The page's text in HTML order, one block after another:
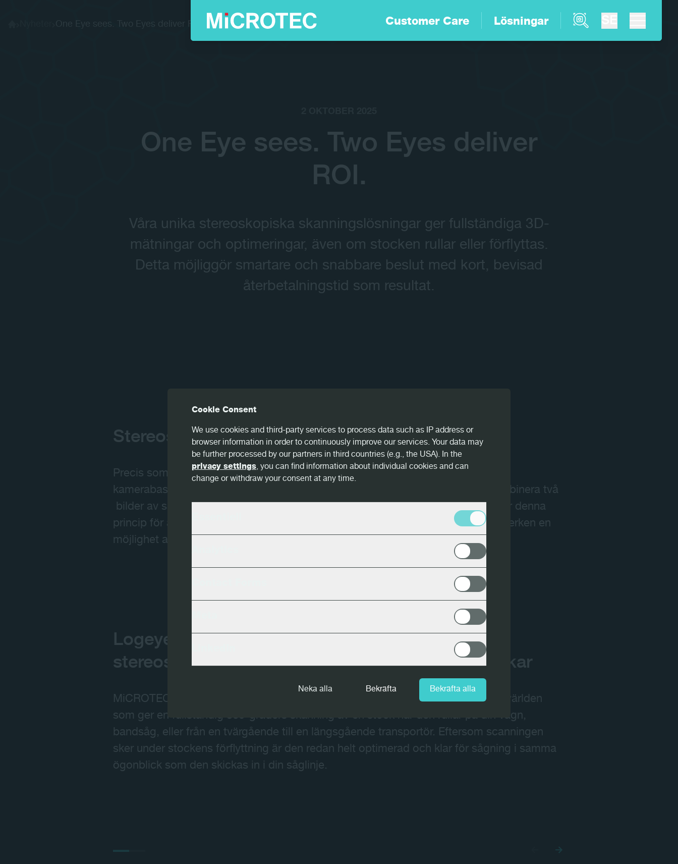
Customer Care Lösningar Product Finder
Lösningar
Customer Care
Om Oss
Kontakt
One Eye sees. Two Eyes deliver
ROI.
Våra unika stereoskopiska skanningslösningar ger fullständiga 3D-
mätningar och optimeringar, även om stocken rullar eller förflyttas.
Detta möjliggör smartare och snabbare beslut med kort, bevisad
återbetalningstid som resultat.
Stereoskopins kraft
Precis som människans binokulära syn gör det möjligt att uppfatta djup, kan ett
kamerabaserat stereoseende skapa en digital 3D-rekonstruktion genom att kombinera två
bilder av samma stock tagna från lite olika håll. MiCROTEC´s skannrar använder denna
princip för att leverera en oöverträffad precision vid stockmätning som ger sågverken en
möjlighet att optimera produktionen innan första snittet görs.
Logeye Stereo – Revolutionerande tvärgående
stereoskopisk dimension scanner för timmerstockar
MiCROTECs stereoskopiska bildsystem
är den enda scannern i världen
som ger en fullständig 360-graders skanning av en stock när den rullar på din vagn,
bandsåg, eller från en tvärgående till en längsgående transportör. Eftersom scanningen
sker under stockens förflyttning är den redan helt optimerad och klar för sågning i samma
ögonblick som den skickas in i din såglinje.
Cookie Consent
We use cookies and third-party services to process data such as IP address or
browser information in order to continuously improve our services. Your data may
be further processed by our partners in third countries (e.g., the USA). In the
privacy settings, you can find information about individual cookies and can
change or withdraw your consent at any time.
Neka alla Bekräfta Bekräfta alla